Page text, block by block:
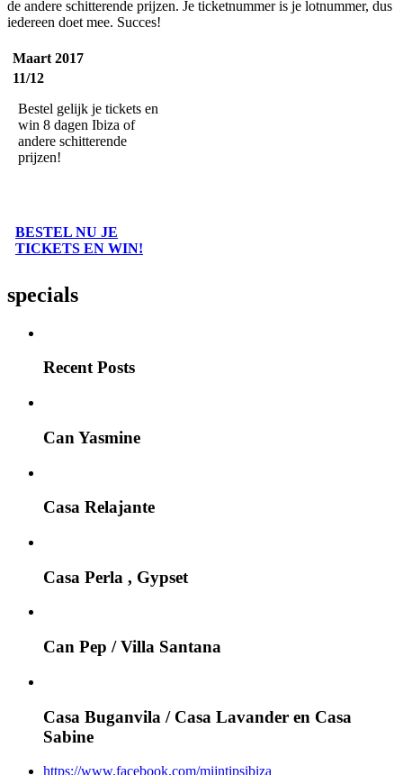
de andere schitterende prijzen. Je ticketnummer is je lotnummer, dus
iedereen doet mee. Succes!
Maart 2017
11/12
Bestel gelijk je tickets en
win 8 dagen Ibiza of
andere schitterende
prijzen!
BESTEL NU JE
TICKETS EN WIN!
specials
Recent Posts
Can Yasmine
Casa Relajante
Casa Perla , Gypset
Can Pep / Villa Santana
Casa Buganvila / Casa Lavander en Casa
Sabine
https://www.facebook.com/mijntipsibiza